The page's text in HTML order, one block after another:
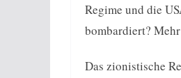
Regime und die
bombardiert?
Das zionistische